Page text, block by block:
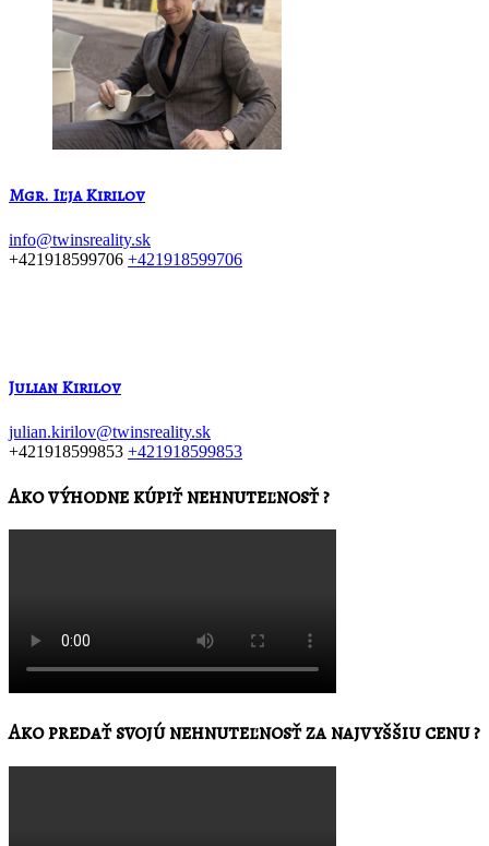
Mgr. Iľja Kirilov
info@twinsreality.sk
+421918599706 +421918599706
Julian Kirilov
julian.kirilov@twinsreality.sk
+421918599853 +421918599853
Ako výhodne kúpiť nehnuteľnosť ?
Ako predať svojú nehnuteľnosť za najvyššiu cenu ?